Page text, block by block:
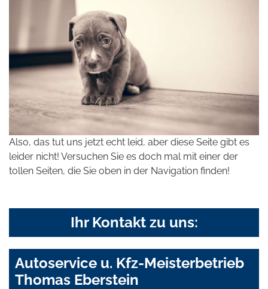
Also, das tut uns jetzt echt leid, aber diese Seite gibt es
leider nicht! Versuchen Sie es doch mal mit einer der
tollen Seiten, die Sie oben in der Navigation finden!
Ihr Kontakt zu uns:
Autoservice u. Kfz-Meisterbetrieb
Thomas Eberstein